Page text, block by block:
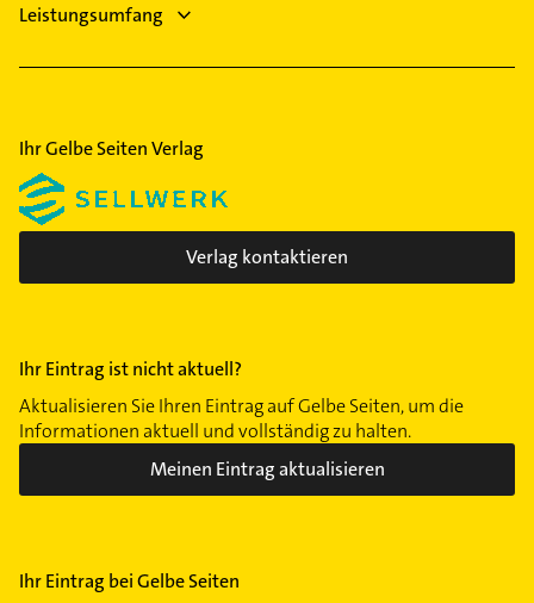
Leistungsumfang
Ihr Gelbe Seiten Verlag
Verlag kontaktieren
Ihr Eintrag ist nicht aktuell?
Aktualisieren Sie Ihren Eintrag auf Gelbe Seiten, um die
Informationen aktuell und vollständig zu halten.
Meinen Eintrag aktualisieren
Ihr Eintrag bei Gelbe Seiten